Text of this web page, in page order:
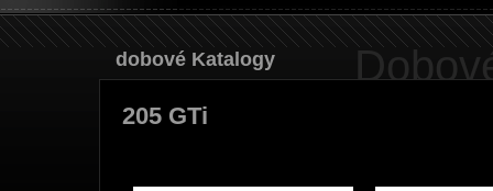
Dobové Katalogy
205 GTi